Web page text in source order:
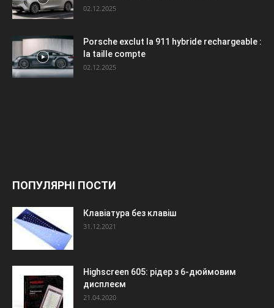
02.12.2025
Porsche exclut la 911 hybride rechargeable :
la taille compte
02.12.2025
ПОПУЛЯРНІ ПОСТИ
Клавіатура без клавіш
31.12.2021
Highscreen 605: рідер з 6-дюймовим
дисплеєм
21.04.2020